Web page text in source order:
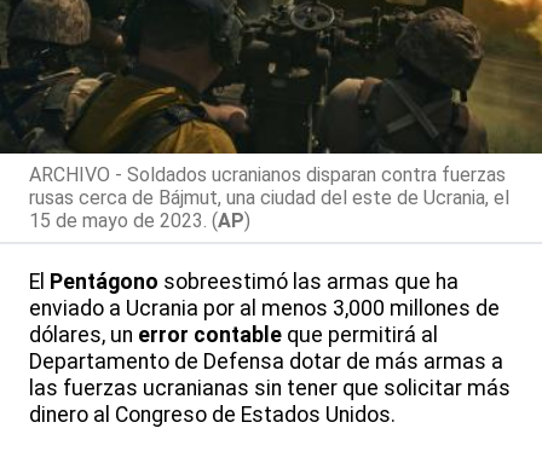
ARCHIVO - Soldados ucranianos disparan contra fuerzas
rusas cerca de Bájmut, una ciudad del este de Ucrania, el
15 de mayo de 2023. (AP)
El Pentágono sobreestimó las armas que ha
enviado a Ucrania por al menos 3,000 millones de
dólares, un error contable que permitirá al
Departamento de Defensa dotar de más armas a
las fuerzas ucranianas sin tener que solicitar más
dinero al Congreso de Estados Unidos.